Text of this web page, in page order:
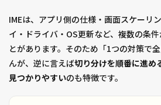
IMEは、アプリ側の仕様・画面スケーリ
イ・ドライバ・OS更新など、複数の条
とがあります。そのため「1つの対策で
んが、逆に言えば切り分けを順番に進め
見つかりやすいのも特徴です。